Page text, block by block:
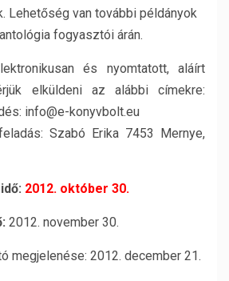
Lehetőség van további példányok
fogyasztói árán.
és nyomtatott, aláírt
elküldeni az alábbi címekre:
info@e-konyvbolt.eu
Szabó Erika 7453 Mernye,
2012. október 30.
2012. november 30.
megjelenése: 2012. december 21.